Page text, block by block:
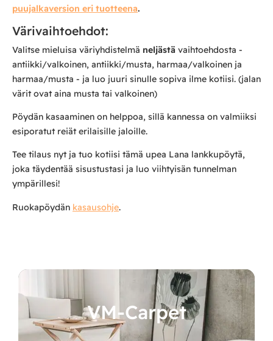
puujalkaversion eri tuotteena.
Värivaihtoehdot:
Valitse mieluisa väriyhdistelmä neljästä vaihtoehdosta -
antiikki/valkoinen, antiikki/musta, harmaa/valkoinen ja
harmaa/musta - ja luo juuri sinulle sopiva ilme kotiisi. (jalan
värit ovat aina musta tai valkoinen)
Pöydän kasaaminen on helppoa, sillä kannessa on valmiiksi
esiporatut reiät erilaisille jaloille.
Tee tilaus nyt ja tuo kotiisi tämä upea Lana lankkupöytä,
joka täydentää sisustustasi ja luo viihtyisän tunnelman
ympärillesi!
Ruokapöydän kasausohje.
VM-Carpet